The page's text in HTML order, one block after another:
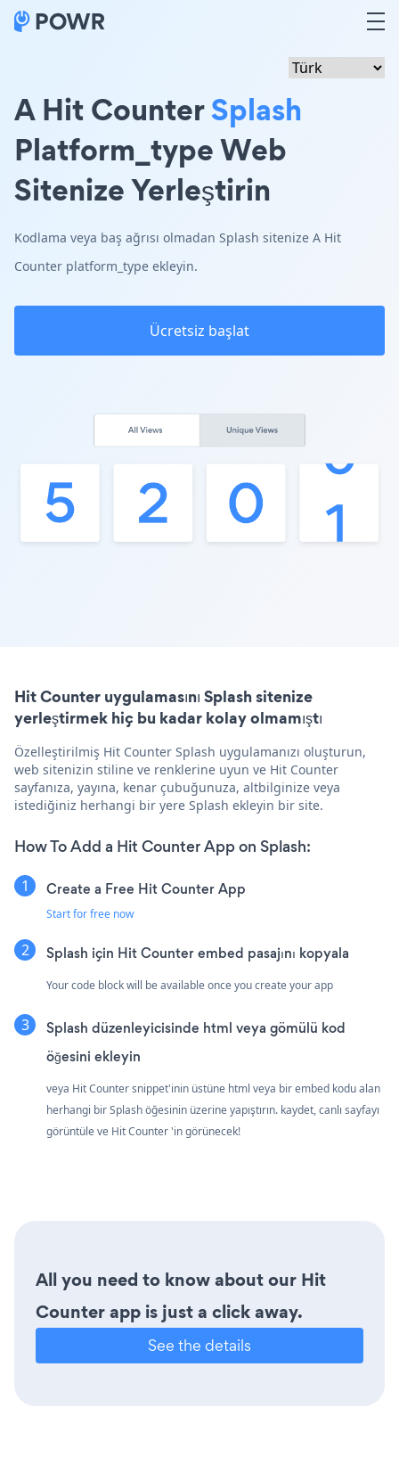
A Hit CounterSplash
Platform_type Web
Sitenize Yerleştirin
Kodlama veya baş ağrısı olmadan Splash sitenize A Hit
Counter platform_type ekleyin.
Ücretsiz başlat
Hit Counter uygulamasını Splash sitenize
yerleştirmek hiç bu kadar kolay olmamıştı
Özelleştirilmiş Hit Counter Splash uygulamanızı oluşturun,
web sitenizin stiline ve renklerine uyun ve Hit Counter
sayfanıza, yayına, kenar çubuğunuza, altbilginize veya
istediğiniz herhangi bir yere Splash ekleyin bir site.
How To Add a Hit Counter App on Splash:
Create a Free Hit Counter App
Start for free now
Splash için Hit Counter embed pasajını kopyala
Your code block will be available once you create your app
Splash düzenleyicisinde html veya gömülü kod
öğesini ekleyin
veya Hit Counter snippet'inin üstüne html veya bir embed kodu alan
herhangi bir Splash öğesinin üzerine yapıştırın. kaydet, canlı sayfayı
görüntüle ve Hit Counter 'in görünecek!
All you need to know about our Hit
Counter app is just a click away.
See the details